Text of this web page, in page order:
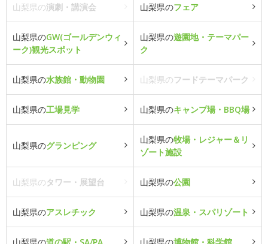
山梨県の演劇・講演会 山梨県のフェア
山梨県のGW(ゴールデンウィ
ーク)観光スポット
山梨県の遊園地・テーマパー
ク
山梨県の水族館・動物園 山梨県のフードテーマパーク
山梨県の工場見学 山梨県のキャンプ場・BBQ場
山梨県のグランピング
山梨県の牧場・レジャー＆リ
ゾート施設
山梨県のタワー・展望台 山梨県の公園
山梨県のアスレチック 山梨県の温泉・スパリゾート
山梨県の道の駅・SA/PA 山梨県の博物館・科学館